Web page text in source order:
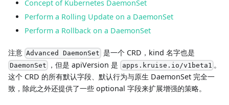
Concept of Kubernetes DaemonSet
Perform a Rolling Update on a DaemonSet
Perform a Rollback on a DaemonSet
注意 Advanced DaemonSet 是一个 CRD，kind 名字也是
DaemonSet ，但是 apiVersion 是 apps.kruise.io/v1beta1 。
这个 CRD 的所有默认字段、默认行为与原生 DaemonSet 完全一
致，除此之外还提供了一些 optional 字段来扩展增强的策略。